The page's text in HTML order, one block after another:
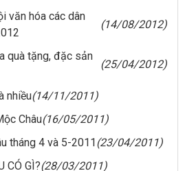
văn hóa các dân
(14/08/2012)
quà tặng, đặc sản
(25/04/2012)
nhiều(14/11/2011)
Châu(16/05/2011)
tháng 4 và 5-2011(23/04/2011)
CÓ GÌ?(28/03/2011)